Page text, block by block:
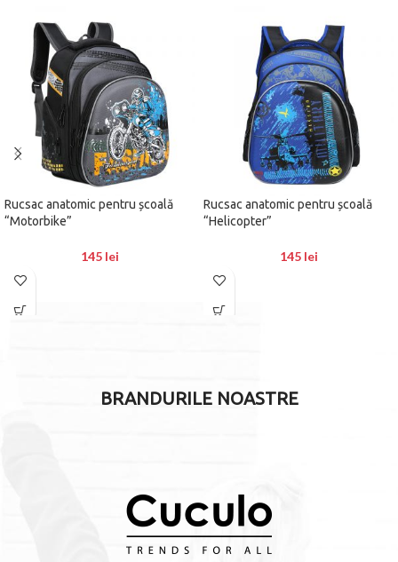
Rucsac anatomic pentru școală
“Motorbike”
145 lei
Rucsac anatomic pentru școală
“Helicopter”
145 lei
BRANDURILE NOASTRE